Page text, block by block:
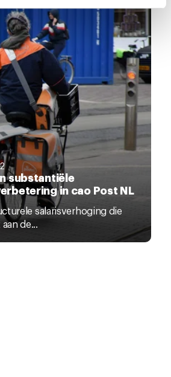
of door te klikken op
linksonder op de
substantiële
in cao Post NL
salarisverhoging die
de...